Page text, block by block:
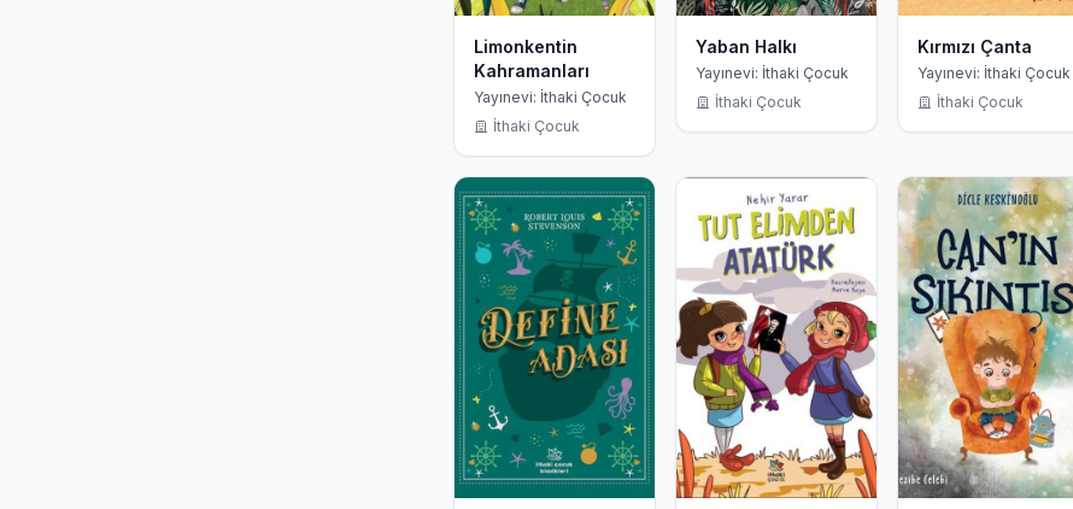
Limonkentin
Kahramanları
Yayınevi: İthaki Çocuk
İthaki Çocuk
Yaban Halkı
Yayınevi: İthaki Çocuk
İthaki Çocuk
Kırmızı Çanta
Yayınevi: İthaki Çocuk
İthaki Çocuk